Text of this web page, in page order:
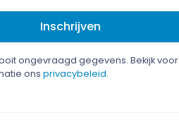
ongevraagd gegevens. Bekijk voor
ons privacybeleid.